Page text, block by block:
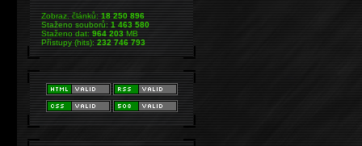
Zobraz. článků:18 250 896
Staženo souborů:1 463 580
Staženo dat:964 203MB
Přístupy (hits):232 746 793